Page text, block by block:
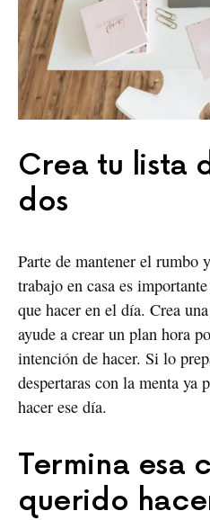
Crea tu lista
dos
Parte de mantener el rumbo
trabajo en casa es
que hacer en el día. Crea
ayude a crear un plan hora
intención de hacer. Si lo
despertaras con la menta ya
hacer ese día.
Termina esa
querido